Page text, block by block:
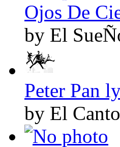
Ojos De
by El
Peter Pan
by El